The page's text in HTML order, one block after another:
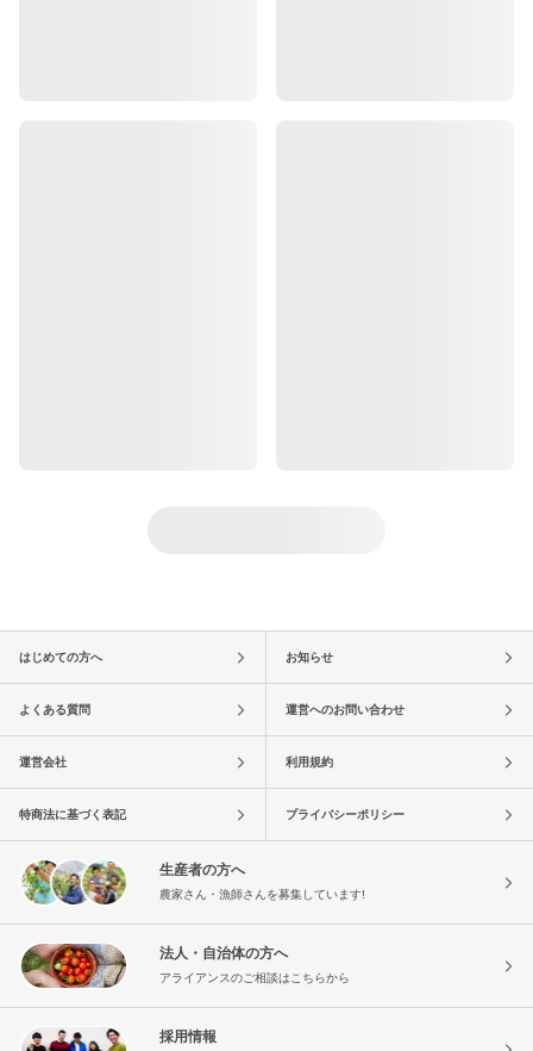
はじめての方へ お知らせ
よくある質問 運営へのお問い合わせ
運営会社 利用規約
特商法に基づく表記 プライバシーポリシー
生産者の方へ
農家さん・漁師さんを募集しています!
法人・自治体の方へ
アライアンスのご相談はこちらから
採用情報